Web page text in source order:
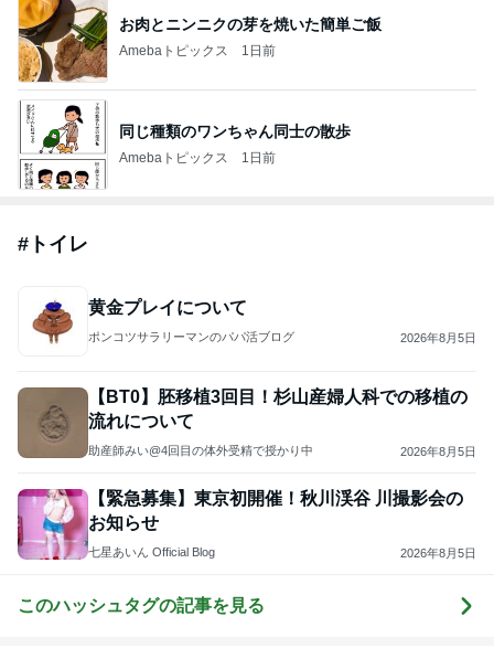
お肉とニンニクの芽を焼いた簡単ご飯
Amebaトピックス 1日前
同じ種類のワンちゃん同士の散歩
Amebaトピックス 1日前
# トイレ
黄金プレイについて
ポンコツサラリーマンのパパ活ブログ 2026年8月5日
【BT0】胚移植3回目！杉山産婦人科での移植の
流れについて
助産師みい@4回目の体外受精で授かり中 2026年8月5日
【緊急募集】東京初開催！秋川渓谷 川撮影会の
お知らせ
七星あいん Official Blog 2026年8月5日
このハッシュタグの記事を見る